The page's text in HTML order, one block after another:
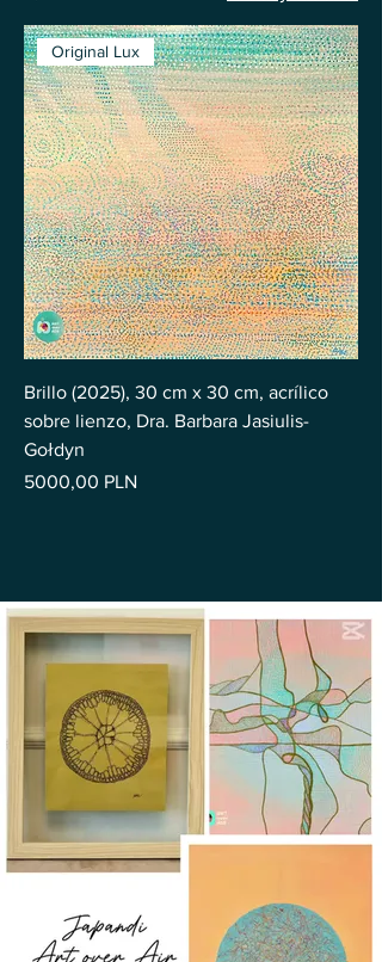
Original Lux
Brillo (2025), 30 cm x 30 cm, acrílico
sobre lienzo, Dra. Barbara Jasiulis-
Gołdyn
Precio
5000,00 PLN